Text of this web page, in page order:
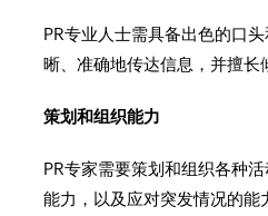
PR专业人士需具备出色的口
晰、准确地传达信息，并擅长
策划和组织能力
PR专家需要策划和组织各种
能力，以及应对突发情况的能